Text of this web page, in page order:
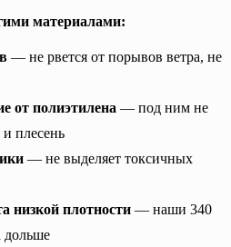
материалами:
— не рвется от порывов ветра, не
от полиэтилена — под ним не
и плесень
— не выделяет токсичных
низкой плотности — наши 340
дольше